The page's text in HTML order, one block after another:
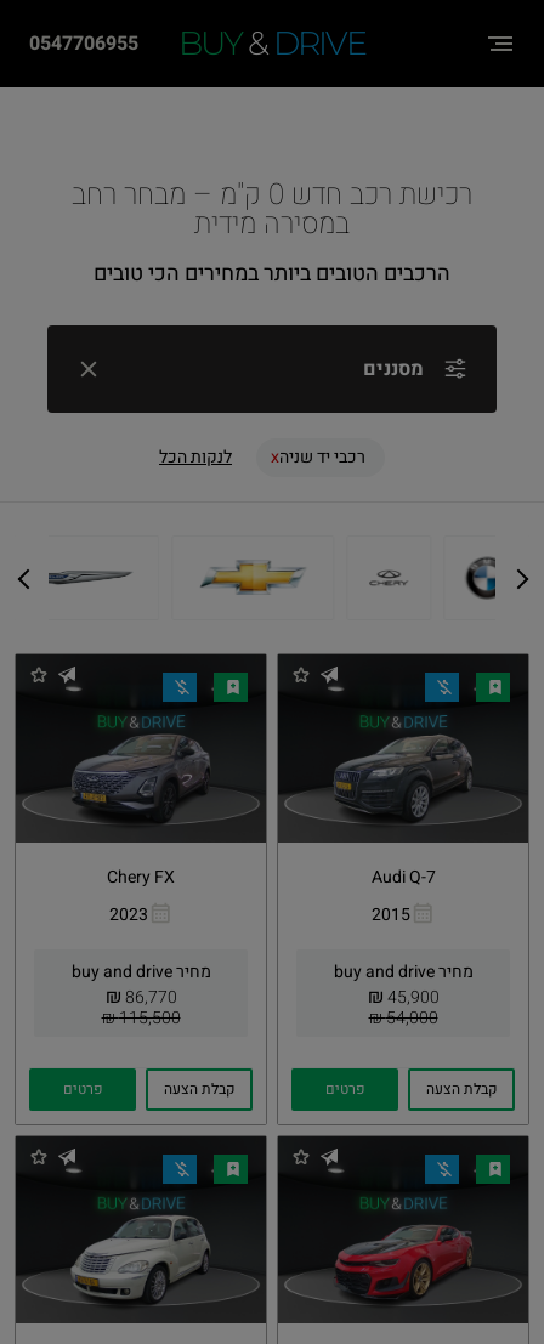
בְּאֲתָר
הַמְּסַיַּעַת
הָאֲתָר.
BUY& DRIVE
0547706955
רכישת רכב חדש 0 ק"מ – מבחר רחב
במסירה מידית
הרכבים הטובים ביותר במחירים הכי טובים
מסננים
רכבי יד שניה לנקות הכל
Audi Q-7
2015
מחיר buy and drive
45,900
₪
54,000 ₪
Whatsapp
קבלת הצעה פרטים
Chery FX
2023
מחיר buy and drive
86,770
₪
115,500 ₪
Whatsapp
קבלת הצעה פרטים